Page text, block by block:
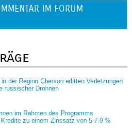
IM FORUM
der Region Cherson erlitten Verletzungen
russischer Drohnen
im Rahmen des Programms
zu einem Zinssatz von 5-7-9 %